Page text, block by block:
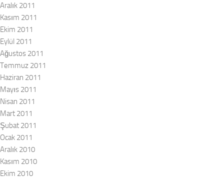
Aralık 2011
Kasım 2011
Ekim 2011
Eylül 2011
Ağustos 2011
Temmuz 2011
Haziran 2011
Mayıs 2011
Nisan 2011
Mart 2011
Şubat 2011
Ocak 2011
Aralık 2010
Kasım 2010
Ekim 2010